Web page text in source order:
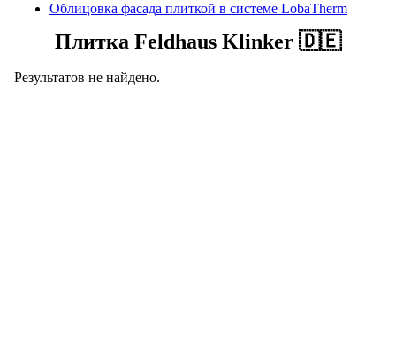
Облицовка фасада плиткой в системе LobaTherm
Плитка Feldhaus Klinker 🇩🇪
Результатов не найдено.